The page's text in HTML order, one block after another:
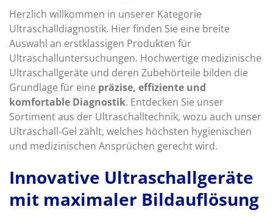
Herzlich willkommen in unserer Kategorie
Ultraschalldiagnostik. Hier finden Sie eine breite
Auswahl an erstklassigen Produkten für
Ultraschalluntersuchungen. Hochwertige medizinische
Ultraschallgeräte und deren Zubehörteile bilden die
Grundlage für eine präzise, effiziente und
komfortable Diagnostik. Entdecken Sie unser
Sortiment aus der Ultraschalltechnik, wozu auch unser
Ultraschall-Gel zählt, welches höchsten hygienischen
und medizinischen Ansprüchen gerecht wird.
Innovative Ultraschallgeräte
mit maximaler Bildauflösung